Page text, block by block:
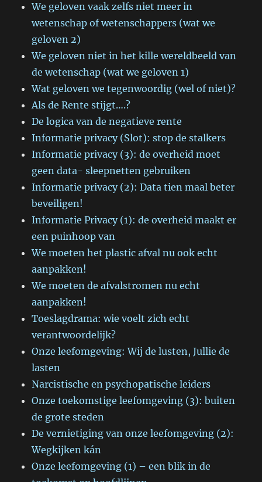
We geloven vaak zelfs niet meer in
wetenschap of wetenschappers (wat we
geloven 2)
We geloven niet in het kille wereldbeeld van
de wetenschap (wat we geloven 1)
Wat geloven we tegenwoordig (wel of niet)?
Als de Rente stijgt….?
De logica van de negatieve rente
Informatie privacy (Slot): stop de stalkers
Informatie privacy (3): de overheid moet
geen data- sleepnetten gebruiken
Informatie privacy (2): Data tien maal beter
beveiligen!
Informatie Privacy (1): de overheid maakt er
een puinhoop van
We moeten het plastic afval nu ook echt
aanpakken!
We moeten de afvalstromen nu echt
aanpakken!
Toeslagdrama: wie voelt zich echt
verantwoordelijk?
Onze leefomgeving: Wij de lusten, Jullie de
lasten
Narcistische en psychopatische leiders
Onze toekomstige leefomgeving (3): buiten
de grote steden
De vernietiging van onze leefomgeving (2):
Wegkijken kán
Onze leefomgeving (1) – een blik in de